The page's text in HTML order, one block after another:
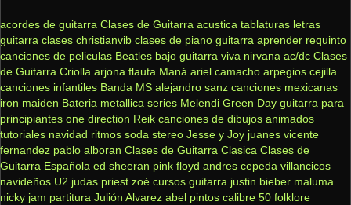
acordes de guitarra Clases de Guitarra acustica tablaturas letras
guitarra clases christianvib clases de piano guitarra aprender requinto
canciones de peliculas Beatles bajo guitarra viva nirvana ac/dc Clases
de Guitarra Criolla arjona flauta Maná ariel camacho arpegios cejilla
canciones infantiles Banda MS alejandro sanz canciones mexicanas
iron maiden Bateria metallica series Melendi Green Day guitarra para
principiantes one direction Reik canciones de dibujos animados
tutoriales navidad ritmos soda stereo Jesse y Joy juanes vicente
fernandez pablo alboran Clases de Guitarra Clasica Clases de
Guitarra Española ed sheeran pink floyd andres cepeda villancicos
navideños U2 judas priest zoé cursos guitarra justin bieber maluma
nicky jam partitura Julión Alvarez abel pintos calibre 50 folklore